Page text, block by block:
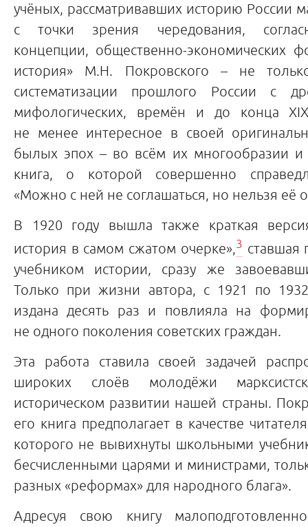
учёных, рассматривавших историю России
с точки зрения чередования,
концепции, общественно-экономических
история» М.Н. Покровского – не
систематизации прошлого России с
мифологических, времён и до конца
не менее интересное в своей
былых эпох – во всём их многообразии и
книга, о которой совершенно
«Можно с ней не соглашаться, но нельзя её
В 1920 году вышла также краткая
история в самом сжатом очерке»,3 ставшая
учебником истории, сразу же
Только при жизни автора, с 1921 по
издана десять раз и повлияла на
не одного поколения советских граждан.
Эта работа ставила своей задачей
широких слоёв молодёжи
историческом развитии нашей страны.
его книга предполагает в качестве
которого не вывихнуты школьными
бесчисленными царями и министрами,
разных «реформах» для народного блага».
Адресуя свою книгу